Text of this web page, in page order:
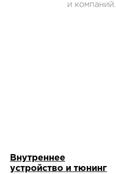
и компаний.
Внутреннее
устройство и тюнинг